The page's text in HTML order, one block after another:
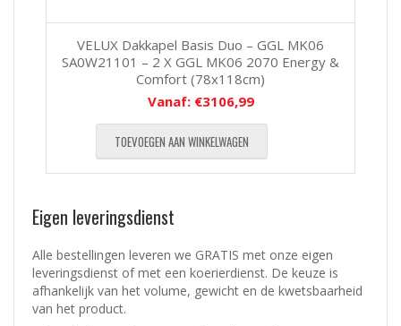
VELUX Dakkapel Basis Duo – GGL MK06
SA0W21101 – 2 X GGL MK06 2070 Energy &
Comfort (78x118cm)
Vanaf: €3106,99
TOEVOEGEN AAN WINKELWAGEN
Eigen leveringsdienst
Alle bestellingen leveren we GRATIS met onze eigen
leveringsdienst of met een koerierdienst. De keuze is
afhankelijk van het volume, gewicht en de kwetsbaarheid
van het product.